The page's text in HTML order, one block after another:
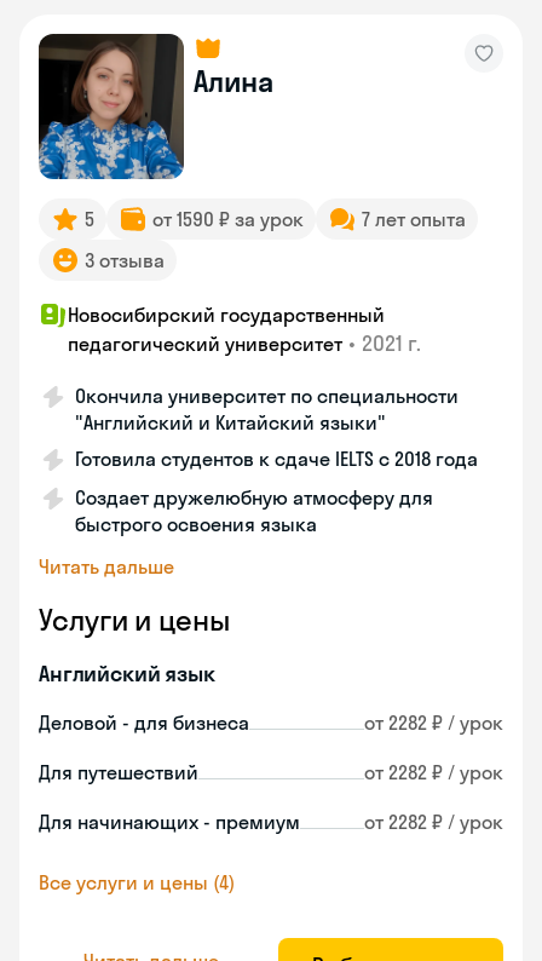
Алина
5 от 1590 ₽ за урок
7 лет опыта
3 отзыва
Новосибирский государственный
педагогический университет • 2021 г.
Окончила университет по специальности
"Английский и Китайский языки"
Готовила студентов к сдаче IELTS с 2018 года
Создает дружелюбную атмосферу для
быстрого освоения языка
Читать дальше
Услуги и цены
Английский язык
Деловой - для бизнеса от 2282 ₽ / урок
Для путешествий от 2282 ₽ / урок
Для начинающих - премиум от 2282 ₽ / урок
Все услуги и цены (4)